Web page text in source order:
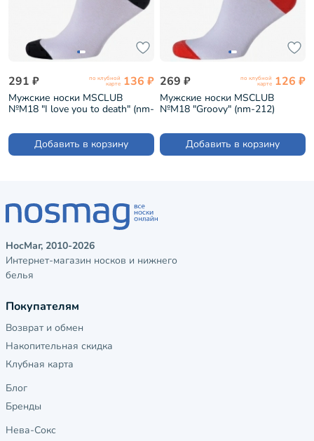
291 ₽ по клубной
карте 136 ₽
Мужские носки MSCLUB
№М18 "I love you to death" (nm-
Добавить в корзину
269 ₽ по клубной
карте 126 ₽
Мужские носки MSCLUB
№М18 "Groovy" (nm-212)
Добавить в корзину
НосМаг, 2010-2026
Интернет-магазин носков и нижнего
белья
Покупателям
Возврат и обмен
Накопительная скидка
Клубная карта
Блог
Бренды
Нева-Сокс